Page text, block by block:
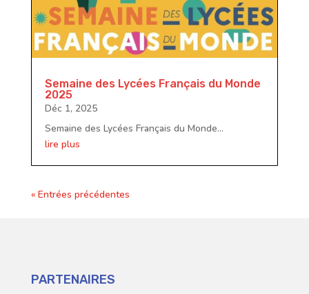
Semaine des Lycées Français du Monde
2025
Déc 1, 2025
Semaine des Lycées Français du Monde...
lire plus
« Entrées précédentes
PARTENAIRES